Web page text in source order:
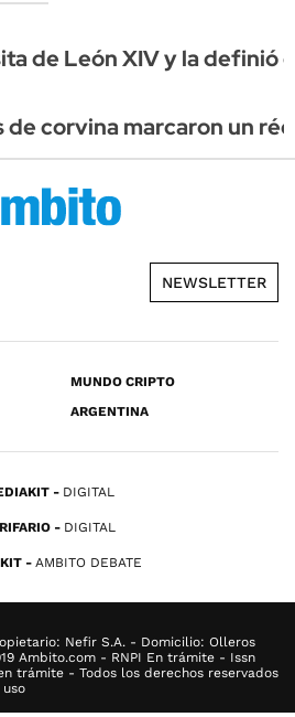
de León XIV y la definió
de corvina marcaron un
NEWSLETTER
MUNDO CRIPTO
ARGENTINA
DIGITAL
DIGITAL
AMBITO DEBATE
Nefir S.A. - Domicilio: Olleros
Ambito.com - RNPI En trámite - Issn
trámite - Todos los derechos reservados